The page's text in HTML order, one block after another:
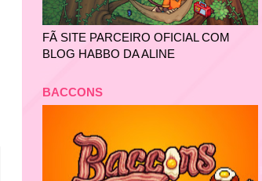
FÃ SITE PARCEIRO OFICIAL COM
BLOG HABBO DA ALINE
BACCONS